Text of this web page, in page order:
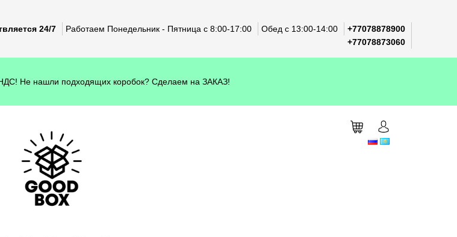
24/7 Работаем Понедельник - Пятница с 8:00-17:00 Обед с 13:00-14:00
+77078878900
+77078873060
Не нашли подходящих коробок? Сделаем на ЗАКАЗ!